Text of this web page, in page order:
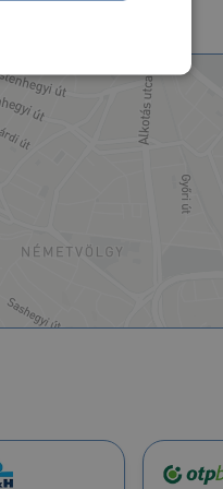
látogatói cookie-
a Cookie-